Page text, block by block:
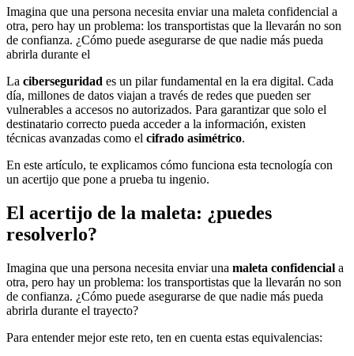
Imagina que una persona necesita enviar una maleta confidencial a
otra, pero hay un problema: los transportistas que la llevarán no son
de confianza. ¿Cómo puede asegurarse de que nadie más pueda
abrirla durante el
La ciberseguridad es un pilar fundamental en la era digital. Cada
día, millones de datos viajan a través de redes que pueden ser
vulnerables a accesos no autorizados. Para garantizar que solo el
destinatario correcto pueda acceder a la información, existen
técnicas avanzadas como el cifrado asimétrico.
En este artículo, te explicamos cómo funciona esta tecnología con
un acertijo que pone a prueba tu ingenio.
El acertijo de la maleta: ¿puedes
resolverlo?
Imagina que una persona necesita enviar una maleta confidencial a
otra, pero hay un problema: los transportistas que la llevarán no son
de confianza. ¿Cómo puede asegurarse de que nadie más pueda
abrirla durante el trayecto?
Para entender mejor este reto, ten en cuenta estas equivalencias: